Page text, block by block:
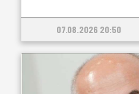
07.08.2026 20:50